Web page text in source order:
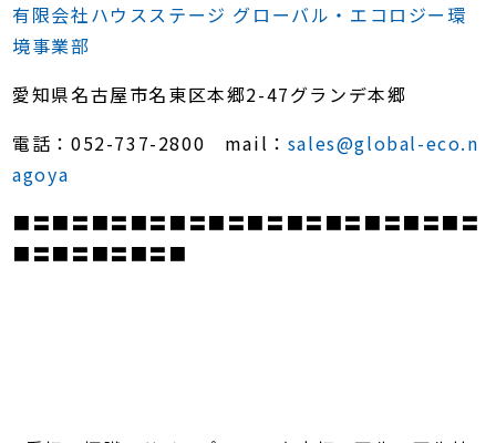
有限会社ハウスステージ グローバル・エコロジー環
境事業部
愛知県名古屋市名東区本郷2-47グランデ本郷
電話：052-737-2800 mail： sales@global-eco.n
agoya
■〓■〓■〓■〓■〓■〓■〓■〓■〓■〓■〓■〓
■〓■〓■〓■〓■